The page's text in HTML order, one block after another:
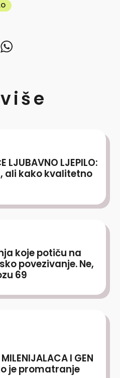
LJUBAVNO LJEPILO:
ali kako kvalitetno
koje potiču na
povezivanje. Ne,
69
I GEN
je promatranje